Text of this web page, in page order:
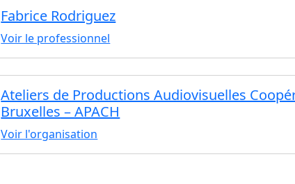
Fabrice Rodriguez
Voir le professionnel
Ateliers de Productions Audiovisuelles
Bruxelles – APACH
Voir l'organisation